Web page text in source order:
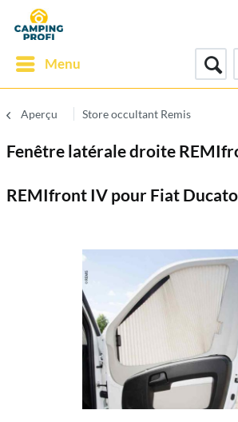
Menu
Aperçu Store occultant Remis
Fenêtre latérale droite
REMIfront IV pour Fiat Ducato